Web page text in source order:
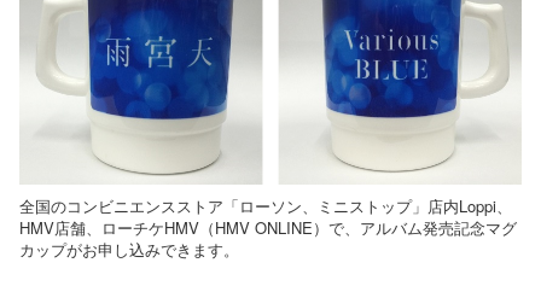
全国のコンビニエンスストア「ローソン、ミニストップ」店内Loppi、
HMV店舗、ローチケHMV（HMV ONLINE）で、アルバム発売記念マグ
カップがお申し込みできます。